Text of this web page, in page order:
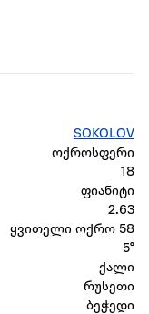
SOKOLOV
ოქროსფერი
18
ფიანიტი
2.63
ყვითელი ოქრო 58
5°
ქალი
რუსეთი
ბეჭედი